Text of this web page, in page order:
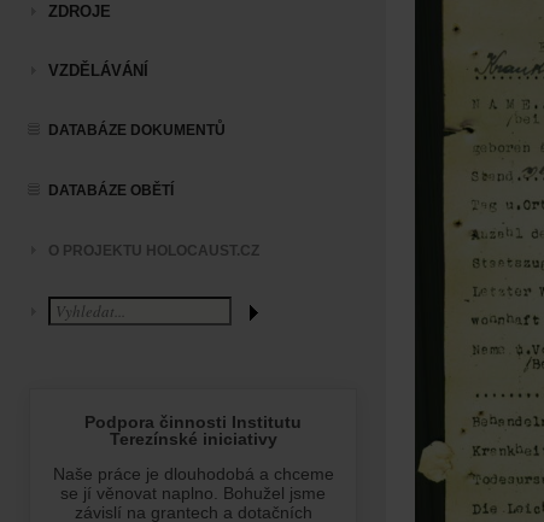
ZDROJE
VZDĚLÁVÁNÍ
DATABÁZE DOKUMENTŮ
DATABÁZE OBĚTÍ
O PROJEKTU HOLOCAUST.CZ